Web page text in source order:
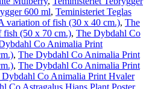
600 ml, Teministeriet Teglas
variation of fish (30 x 40 cm.), The
(50 x 70 cm.), The Dybdahl Co
Co Animalia Print
, The Dybdahl Co Animalia Print
, The Dybdahl Co Animalia Print
Dybdahl Co Animalia Print Hvaler
Co Astragalus Hians Plant Poster